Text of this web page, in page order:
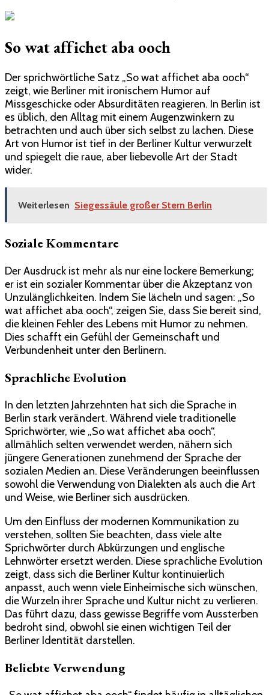
So wat affichet aba ooch
Der sprichwörtliche Satz „So wat affichet aba ooch“
zeigt, wie Berliner mit ironischem Humor auf
Missgeschicke oder Absurditäten reagieren. In Berlin ist
es üblich, den Alltag mit einem Augenzwinkern zu
betrachten und auch über sich selbst zu lachen. Diese
Art von Humor ist tief in der Berliner Kultur verwurzelt
und spiegelt die raue, aber liebevolle Art der Stadt
wider.
Weiterlesen Siegessäule großer Stern Berlin
Soziale Kommentare
Der Ausdruck ist mehr als nur eine lockere Bemerkung;
er ist ein sozialer Kommentar über die Akzeptanz von
Unzulänglichkeiten. Indem Sie lächeln und sagen: „So
wat affichet aba ooch“, zeigen Sie, dass Sie bereit sind,
die kleinen Fehler des Lebens mit Humor zu nehmen.
Dies schafft ein Gefühl der Gemeinschaft und
Verbundenheit unter den Berlinern.
Sprachliche Evolution
In den letzten Jahrzehnten hat sich die Sprache in
Berlin stark verändert. Während viele traditionelle
Sprichwörter, wie „So wat affichet aba ooch“,
allmählich selten verwendet werden, nähern sich
jüngere Generationen zunehmend der Sprache der
sozialen Medien an. Diese Veränderungen beeinflussen
sowohl die Verwendung von Dialekten als auch die Art
und Weise, wie Berliner sich ausdrücken.
Um den Einfluss der modernen Kommunikation zu
verstehen, sollten Sie beachten, dass viele alte
Sprichwörter durch Abkürzungen und englische
Lehnwörter ersetzt werden. Diese sprachliche Evolution
zeigt, dass sich die Berliner Kultur kontinuierlich
anpasst, auch wenn viele Einheimische sich wünschen,
die Wurzeln ihrer Sprache und Kultur nicht zu verlieren.
Das führt dazu, dass gewisse Begriffe vom Aussterben
bedroht sind, obwohl sie einen wichtigen Teil der
Berliner Identität darstellen.
Beliebte Verwendung